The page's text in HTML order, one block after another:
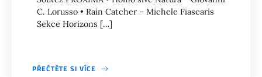
C. Lorusso • Rain Catcher – Michele Fiascaris
Sekce Horizons […]
PŘEČTĚTE SI VÍCE